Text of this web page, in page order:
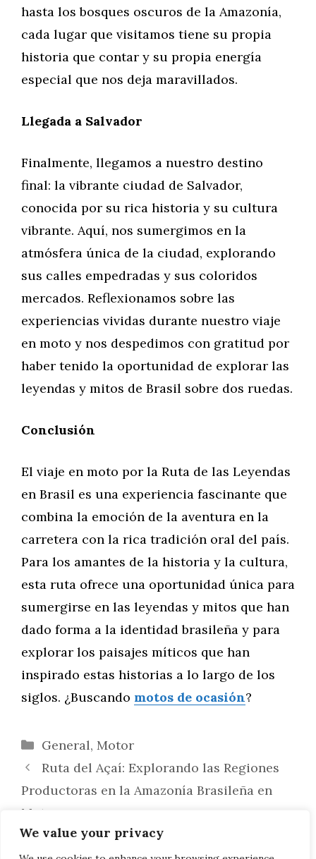
We value your privacy
hasta los bosques oscuros de la Amazonía,
cada lugar que visitamos tiene su propia
historia que contar y su propia energía
especial que nos deja maravillados.
Llegada a Salvador
Finalmente, llegamos a nuestro destino
final: la vibrante ciudad de Salvador,
conocida por su rica historia y su cultura
vibrante. Aquí, nos sumergimos en la
atmósfera única de la ciudad, explorando
sus calles empedradas y sus coloridos
mercados. Reflexionamos sobre las
experiencias vividas durante nuestro viaje
en moto y nos despedimos con gratitud por
haber tenido la oportunidad de explorar las
leyendas y mitos de Brasil sobre dos ruedas.
Conclusión
El viaje en moto por la Ruta de las Leyendas
en Brasil es una experiencia fascinante que
combina la emoción de la aventura en la
carretera con la rica tradición oral del país.
Para los amantes de la historia y la cultura,
esta ruta ofrece una oportunidad única para
sumergirse en las leyendas y mitos que han
dado forma a la identidad brasileña y para
explorar los paisajes míticos que han
inspirado estas historias a lo largo de los
siglos. ¿Buscando motos de ocasión?
Categorías
General, Motor
Ruta del Açaí: Explorando las Regiones
Productoras en la Amazonía Brasileña en
Moto
De Salvador a Porto Seguro: Aventura en